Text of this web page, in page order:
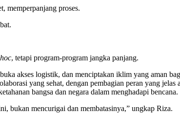
memperpanjang proses.
, tetapi program-program jangka panjang.
akses logistik, dan menciptakan iklim yang aman
yang sehat, dengan pembagian peran yang jelas
bangsa dan negara dalam menghadapi bencana.
bukan mencurigai dan membatasinya,” ungkap Riza.